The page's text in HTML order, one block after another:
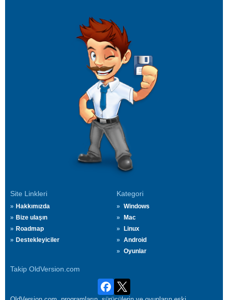
Site Linkleri
Hakkımızda
Bize ulaşın
Roadmap
Destekleyiciler
Kategori
Windows
Mac
Linux
Android
Oyunlar
Takip OldVersion.com